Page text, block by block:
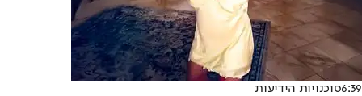
6:39סוכנויות הידיעות